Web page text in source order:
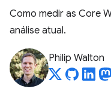
Como medir as Core
análise atual.
Philip Walton